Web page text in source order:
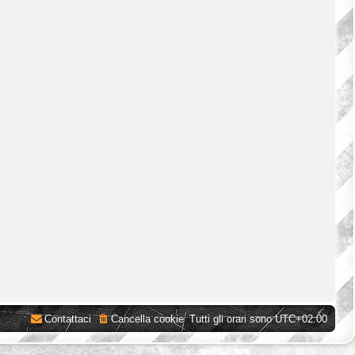
Tutti gli orari sonoUTC+02:00
Cancella cookie
Contattaci